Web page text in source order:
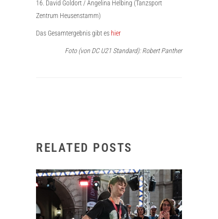
16. David Goldort / Angelina Helbing (Tanzsport
Zentrum Heusenstamm)
Das Gesamtergebnis gibt es hier
Foto (von DC U21 Standard): Robert Panther
RELATED POSTS